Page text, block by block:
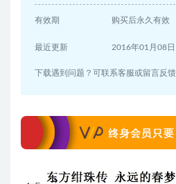
有效期 购买后永久有效
最近更新 2016年01月08日
下载遇到问题？可联系客服或留言反馈